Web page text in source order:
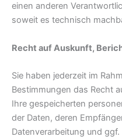
einen anderen
soweit es technisch
Recht auf Auskunft,
Sie haben jederzeit im
Bestimmungen das Recht
Ihre gespeicherten
der Daten, deren
Datenverarbeitung und